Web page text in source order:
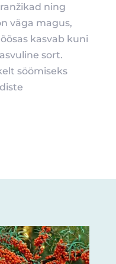
ning
väga magus,
kasvab kuni
sort.
söömiseks